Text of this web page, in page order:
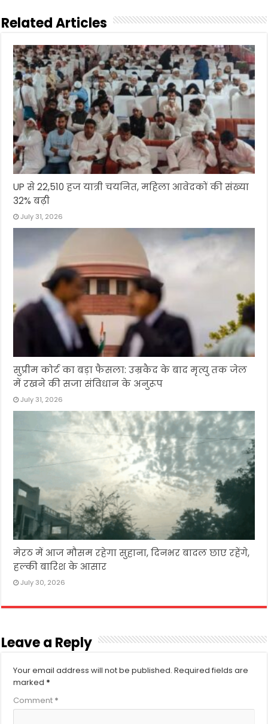
Related Articles
UP से 22,510 हज यात्री चयनित, महिला आवेदकों की संख्या
32% बढ़ी
July 31, 2026
सुप्रीम कोर्ट का बड़ा फैसला: उम्रकैद के बाद मृत्यु तक जेल
में रखने की सजा संविधान के अनुरूप
July 31, 2026
मेरठ में आज मौसम रहेगा सुहाना, दिनभर बादल छाए रहेंगे,
हल्की बारिश के आसार
July 30, 2026
Leave a Reply
Your email address will not be published. Required fields are
marked *
Comment *